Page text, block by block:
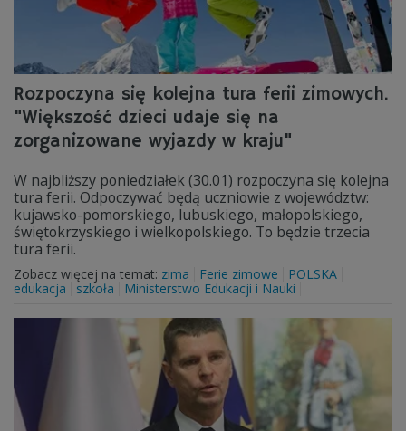
Rozpoczyna się kolejna tura ferii zimowych.
"Większość dzieci udaje się na
zorganizowane wyjazdy w kraju"
W najbliższy poniedziałek (30.01) rozpoczyna się kolejna
tura ferii. Odpoczywać będą uczniowie z województw:
kujawsko-pomorskiego, lubuskiego, małopolskiego,
świętokrzyskiego i wielkopolskiego. To będzie trzecia
tura ferii.
Zobacz więcej na temat: zima Ferie zimowe
POLSKA
edukacja
szkoła Ministerstwo Edukacji i Nauki